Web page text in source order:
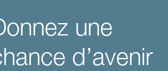
une
d’avenir